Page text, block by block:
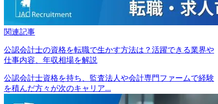
関連記事
公認会計士の資格を転職で生かす方法は？活躍できる業界や
仕事内容、年収相場を解説
公認会計士資格を持ち、監査法人や会計専門ファームで経験
を積んだ方々が次のキャリア...